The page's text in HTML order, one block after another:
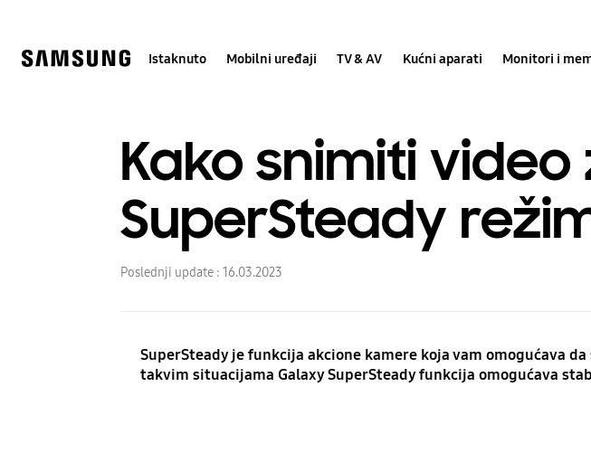
Istaknuto Mobilni uređaji TV & AV Kućni aparati Monitori i
Kako snimiti
SuperSteady
Poslednji update : 16.03.2023
SuperSteady je funkcija akcione kamere koja vam omogućava
takvim situacijama Galaxy SuperSteady funkcija omogućava